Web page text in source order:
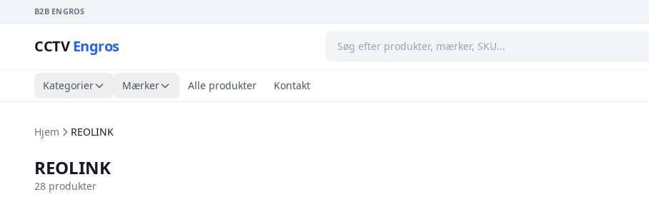
B2B ENGROS
CCTVEngros
Kategorier Mærker Alle produkter Kontakt
Hjem REOLINK
REOLINK
28 produkter